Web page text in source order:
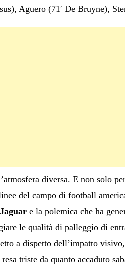
Aguero (71′ De Bruyne),
diversa. E non solo
del campo di football
e la polemica che ha
le qualità di palleggio di
a dispetto dell’impatto
triste da quanto accaduto